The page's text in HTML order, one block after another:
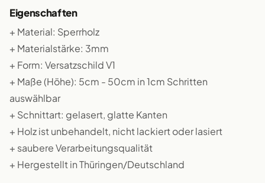
Eigenschaften
+ Material: Sperrholz
+ Materialstärke: 3mm
+ Form: Versatzschild V1
+ Maße (Höhe): 5cm - 50cm in 1cm Schritten
auswählbar
+ Schnittart: gelasert, glatte Kanten
+ Holz ist unbehandelt, nicht lackiert oder lasiert
+ saubere Verarbeitungsqualität
+ Hergestellt in Thüringen/Deutschland